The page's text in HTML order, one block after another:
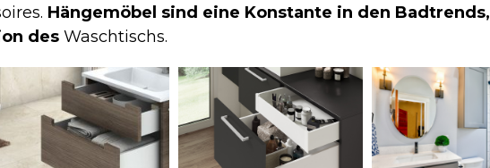
Hängemöbel sind eine Konstante in den Badtrends,
des Waschtischs.